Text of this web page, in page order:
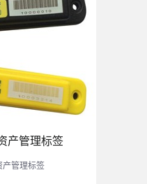
产管理标签
产管理标签